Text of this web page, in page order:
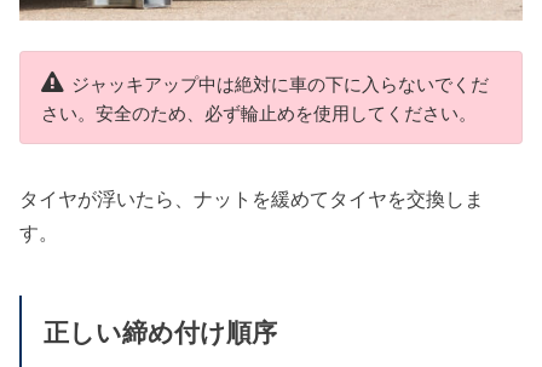
ジャッキアップ中は絶対に車の下に入らないでくだ
さい。安全のため、必ず輪止めを使用してください。
タイヤが浮いたら、ナットを緩めてタイヤを交換しま
す。
正しい締め付け順序